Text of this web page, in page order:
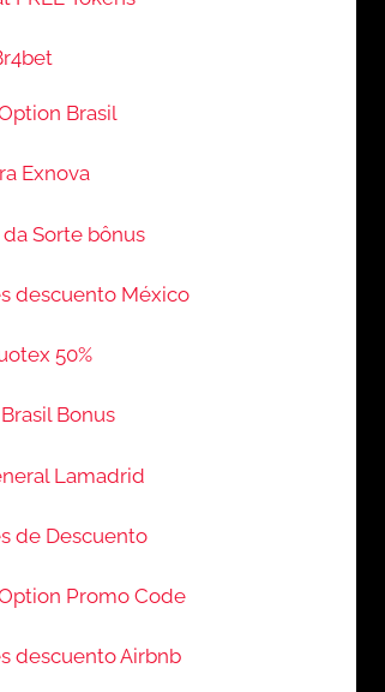
Brasil
Exnova
Sorte bônus
descuento México
50%
Bonus
Lamadrid
de Descuento
Promo Code
descuento Airbnb